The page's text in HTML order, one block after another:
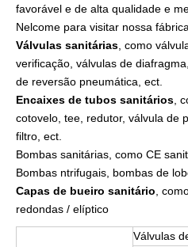
favorável e de alta qualidade e
Nelcome para visitar nossa fábrica.
Válvulas sanitárias , como
verificação, válvulas de
de reversão pneumática, ect.
Encaixes de tubos sanitários ,
cotovelo, tee, redutor, válvula de
filtro, ect.
Bombas sanitárias, como CE
Bombas ntrifugais, bombas de
Capas de bueiro sanitário ,
redondas / elíptico
Válvulas